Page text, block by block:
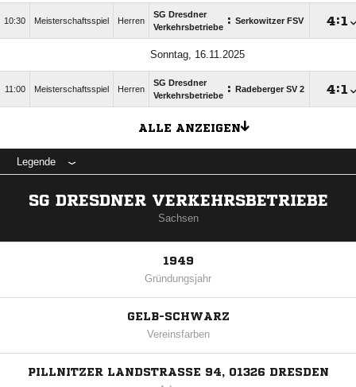
10:30 Meisterschaftsspiel Herren
SG Dresdner
Verkehrsbetriebe : Serkowitzer FSV :
Sonntag, 16.11.2025
11:00 Meisterschaftsspiel Herren
SG Dresdner
Verkehrsbetriebe : Radeberger SV 2 :
ALLE ANZEIGEN
Legende
SG DRESDNER VERKEHRSBETRIEBE
Sachsen
1949
Gründungsjahr
GELB-SCHWARZ
Vereinsfarben
PILLNITZER LANDSTRASSE 94, 01326 DRESDEN